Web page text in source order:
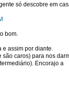
só descobre em
bom.
e assim por diante.
são caros) para nos
Encorajo a